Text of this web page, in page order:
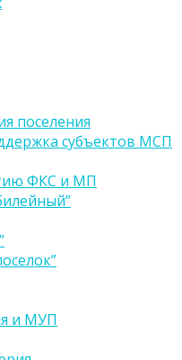
поселения
субъектов МСП
ФКС и МП
и МУП